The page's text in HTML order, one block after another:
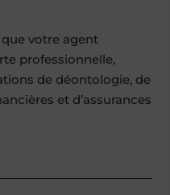
votre agent
professionnelle,
de déontologie, de
et d’assurances